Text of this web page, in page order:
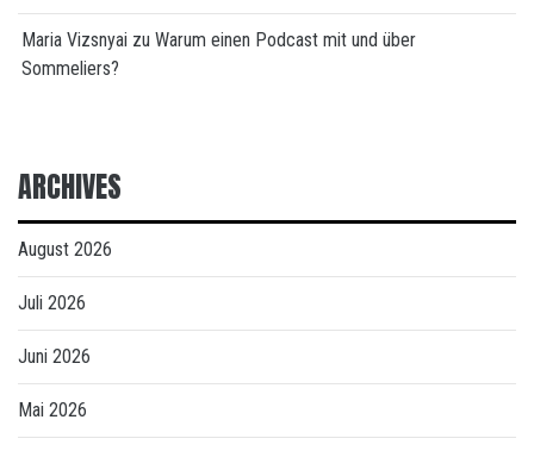
Maria Vizsnyai zu Warum einen Podcast mit und über
Sommeliers?
ARCHIVES
August 2026
Juli 2026
Juni 2026
Mai 2026